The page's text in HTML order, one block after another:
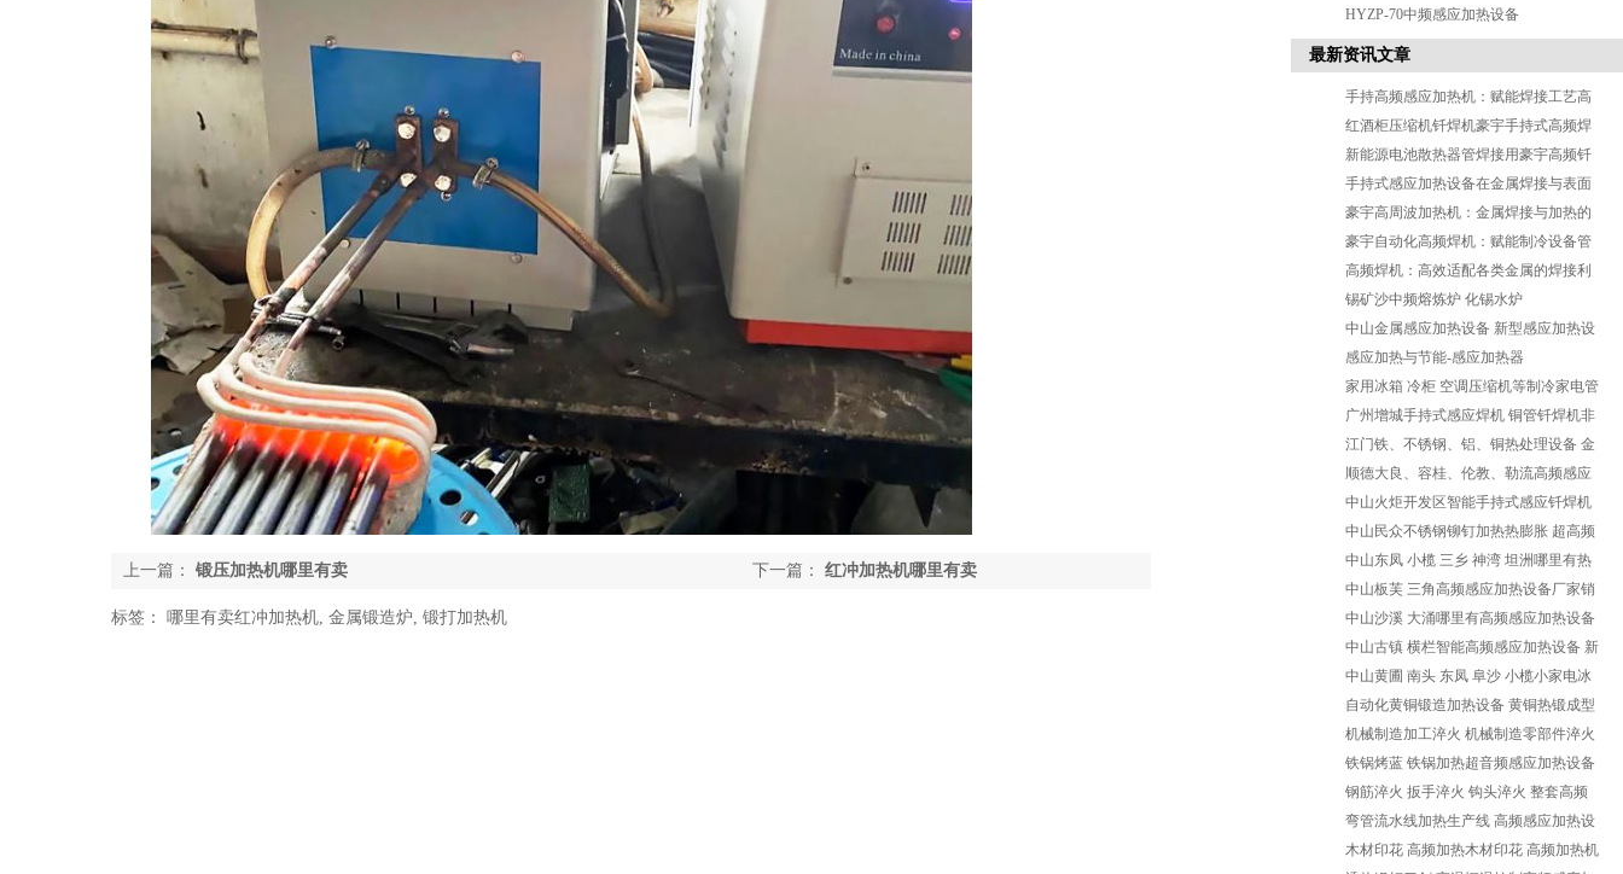
下一篇： 红冲加热机哪里有卖
上一篇： 锻压加热机哪里有卖
标签： 哪里有卖红冲加热机, 金属锻造炉, 锻打加热机
HYZP-70中频感应加热设备
最新资讯文章
手持高频感应加热机：赋能焊接工艺高
效革新
红酒柜压缩机钎焊机豪宇手持式高频焊
机
新能源电池散热器管焊接用豪宇高频钎
焊机
手持式感应加热设备在金属焊接与表面
热处理的应用效果
豪宇高周波加热机：金属焊接与加热的
高效核心
豪宇自动化高频焊机：赋能制冷设备管
件焊接，筑牢品质与效率双防
高频焊机：高效适配各类金属的焊接利
器
锡矿沙中频熔炼炉 化锡水炉
中山金属感应加热设备 新型感应加热设
备生产厂家
感应加热与节能-感应加热器
家用冰箱 冷柜 空调压缩机等制冷家电管
路中的铝与铝管、铜与铜管
广州增城手持式感应焊机 铜管钎焊机非
标定制
江门铁、不锈钢、铝、铜热处理设备 金
属感应加热设备
顺德大良、容桂、伦教、勒流高频感应
加热设备 金属感应热处理加
中山火炬开发区智能手持式感应钎焊机
新型感应加热设备定制
中山民众不锈钢铆钉加热热膨胀 超高频
感应加热机设备
中山东凤 小榄 三乡 神湾 坦洲哪里有热
处理加热设备 金属感应加
中山板芙 三角高频感应加热设备厂家销
售维修淬火机 退火机 热锻
中山沙溪 大涌哪里有高频感应加热设备
厂家 销售维修各种频率感应
中山古镇 横栏智能高频感应加热设备 新
型手持式感应钎焊机
中山黄圃 南头 东凤 阜沙 小榄小家电冰
箱空调铜管铁管铝管钎焊机
自动化黄铜锻造加热设备 黄铜热锻成型
设备
机械制造加工淬火 机械制造零部件淬火
高频中频淬火设备
铁锅烤蓝 铁锅加热超音频感应加热设备
钢筋淬火 扳手淬火 钩头淬火 整套高频
感应加热淬火设备
弯管流水线加热生产线 高频感应加热设
备非标定制
木材印花 高频加热木材印花 高频加热机